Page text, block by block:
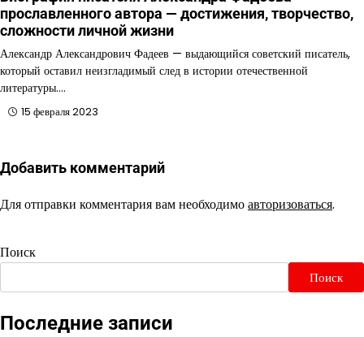
прославленного автора — достижения, творчество,
сложности личной жизни
Александр Александрович Фадеев — выдающийся советский писатель,
который оставил неизгладимый след в истории отечественной
литературы.…
15 февраля 2023
Добавить комментарий
Для отправки комментария вам необходимоавторизоваться.
Поиск
Поиск
Последние записи